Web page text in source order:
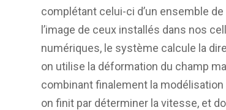
complétant celui-ci d’un ensemble
l’image de ceux installés dans nos
numériques, le système calcule la
on utilise la déformation du champ
combinant finalement la
on finit par déterminer la vitesse, et